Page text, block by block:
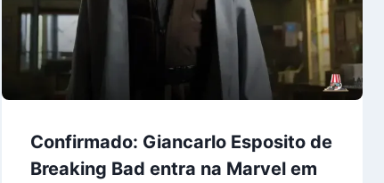
Confirmado: Giancarlo Esposito de
Breaking Bad entra na Marvel em